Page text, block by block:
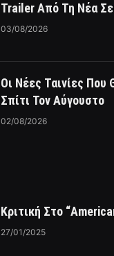
Trailer Από Τη Νέα
03/08/2026
Οι Νέες Ταινίες
Σπίτι Τον Αύγουστο
02/08/2026
Κριτική Στο
27/01/2025